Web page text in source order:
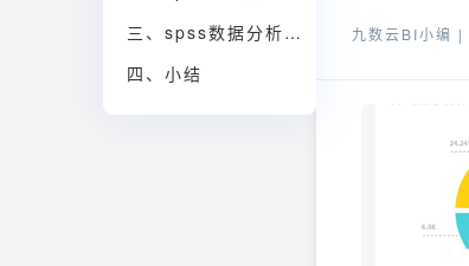
三、spss数据分析：剖析问卷
四、小结
九数云BI小编 |